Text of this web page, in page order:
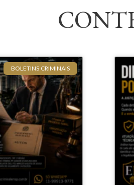
BOLETINS CRIMINAIS